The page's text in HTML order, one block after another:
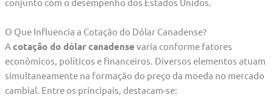
O Que Influencia a Cotação do Dólar Canadense?
A cotação do dólar canadense varia conforme fatores
econômicos, políticos e financeiros. Diversos elementos atuam
simultaneamente na formação do preço da moeda no mercado
cambial. Entre os principais, destacam-se: